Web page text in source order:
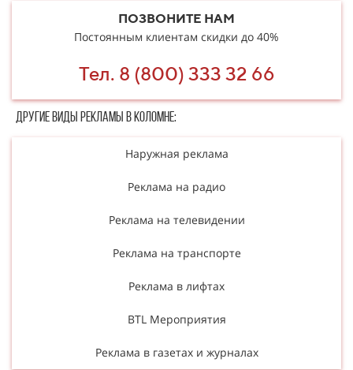
ПОЗВОНИТЕ НАМ
Постоянным клиентам скидки до 40%
Тел. 8 (800) 333 32 66
Другие в​​​​иды рекламы в Коломне:
Наружная реклама
Реклама на радио
Реклама на телевидении
Реклама на транспорте
Реклама в лифтах
BTL Мероприятия
Реклама в газетах и журналах